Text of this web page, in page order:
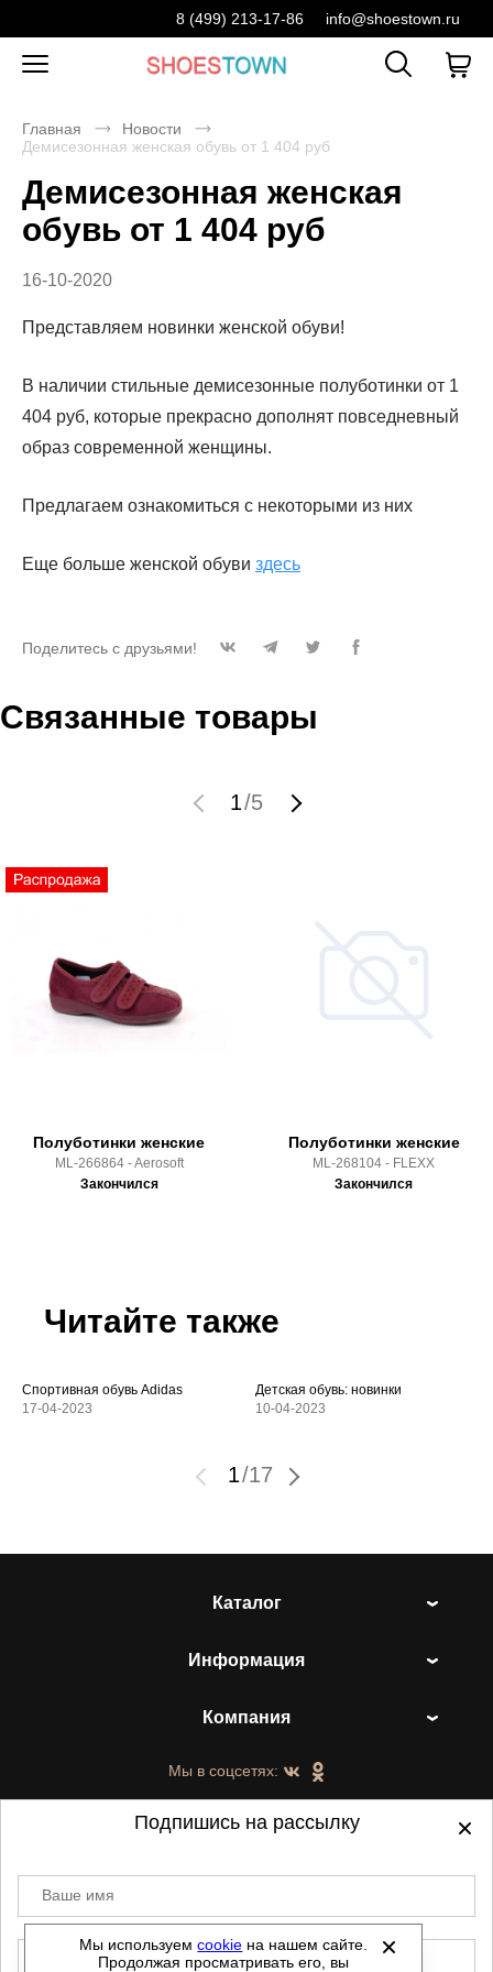
8 (499) 213-17-86 info@shoestown.ru
Главная
Новости
Демисезонная женская обувь от 1 404 руб
Демисезонная женская
обувь от 1 404 руб
16-10-2020
Представляем новинки женской обуви!
В наличии стильные демисезонные полуботинки от 1
404 руб, которые прекрасно дополнят повседневный
образ современной женщины.
Предлагаем ознакомиться с некоторыми из них
Еще больше женской обуви здесь
Поделитесь с друзьями!
Связанные товары
1/5
Полуботинки женские
ML-266864 - Aerosoft
Закончился
Полуботинки женские
ML-268104 - FLEXX
Закончился
Читайте также
Спортивная обувь Adidas
17-04-2023
Детская обувь: новинки
10-04-2023
1/17
Каталог
Информация
Компания
Мы в соцсетях:
©2021-2026 - ShoesTown.ru - все права
защищены.
Данный сайт не является интернет магазином и
Мы используемcookie на нашем сайте.
Продолжая просматривать его, вы
Подпишись на рассылку
Ваше имя